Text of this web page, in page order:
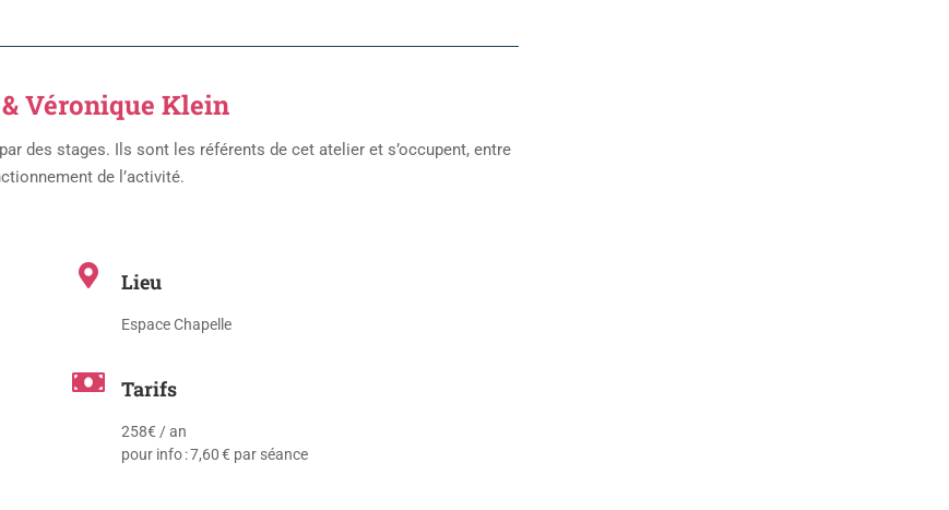
Véronique Klein
des stages. Ils sont les référents de cet atelier et s’occupent, entre
de l’activité.
Lieu
Espace Chapelle
Tarifs
258€ / an
pour info : 7,60 € par séance